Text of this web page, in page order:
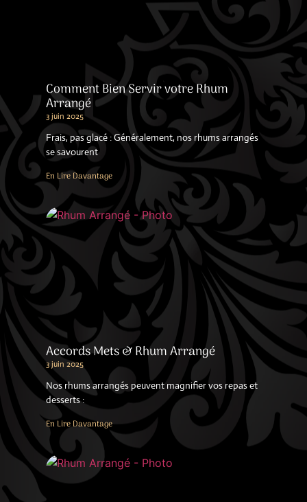
Comment Bien Servir votre Rhum
Arrangé
3 juin 2025
Frais, pas glacé : Généralement, nos rhums arrangés
se savourent
En Lire Davantage
Accords Mets & Rhum Arrangé
3 juin 2025
Nos rhums arrangés peuvent magnifier vos repas et
desserts :
En Lire Davantage